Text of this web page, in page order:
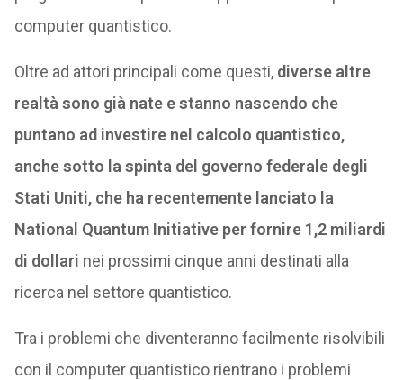
computer quantistico.
Oltre ad attori principali come questi, diverse altre
realtà sono già nate e stanno nascendo che
puntano ad investire nel calcolo quantistico,
anche sotto la spinta del governo federale degli
Stati Uniti, che ha recentemente lanciato la
National Quantum Initiative per fornire 1,2 miliardi
di dollari nei prossimi cinque anni destinati alla
ricerca nel settore quantistico.
Tra i problemi che diventeranno facilmente risolvibili
con il computer quantistico rientrano i problemi